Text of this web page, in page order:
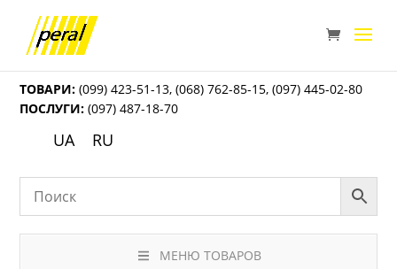
ТОВАРИ: (099) 423-51-13,(068) 762-85-15,(097) 445-02-80
ПОСЛУГИ: (097) 487-18-70
UA RU
МЕНЮ ТОВАРОВ